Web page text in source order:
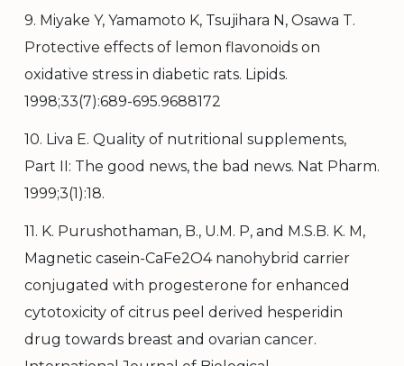
9. Miyake Y, Yamamoto K, Tsujihara N, Osawa T.
Protective effects of lemon flavonoids on
oxidative stress in diabetic rats. Lipids.
1998;33(7):689-695.9688172
10. Liva E. Quality of nutritional supplements,
Part II: The good news, the bad news. Nat Pharm.
1999;3(1):18.
11. K. Purushothaman, B., U.M. P, and M.S.B. K. M,
Magnetic casein-CaFe2O4 nanohybrid carrier
conjugated with progesterone for enhanced
cytotoxicity of citrus peel derived hesperidin
drug towards breast and ovarian cancer.